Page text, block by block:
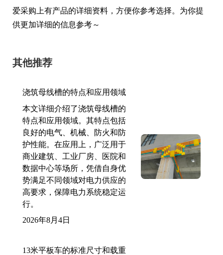
爱采购上有产品的详细资料，方便你参考选择。为你提
供更加详细的信息参考～
其他推荐
浇筑母线槽的特点和应用领域
本文详细介绍了浇筑母线槽的
特点和应用领域。其特点包括
良好的电气、机械、防火和防
护性能。在应用上，广泛用于
商业建筑、工业厂房、医院和
数据中心等场所，凭借自身优
势满足不同领域对电力供应的
高要求，保障电力系统稳定运
行。
2026年8月4日
13米平板车的标准尺寸和载重